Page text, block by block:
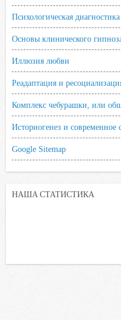
Психологическая диагностика
Основы клинического
Иллюзия любви
Реадаптация и
Комплекс чебурашки, или
Историогенез и современное
Google Sitemap
НАША СТАТИСТИКА